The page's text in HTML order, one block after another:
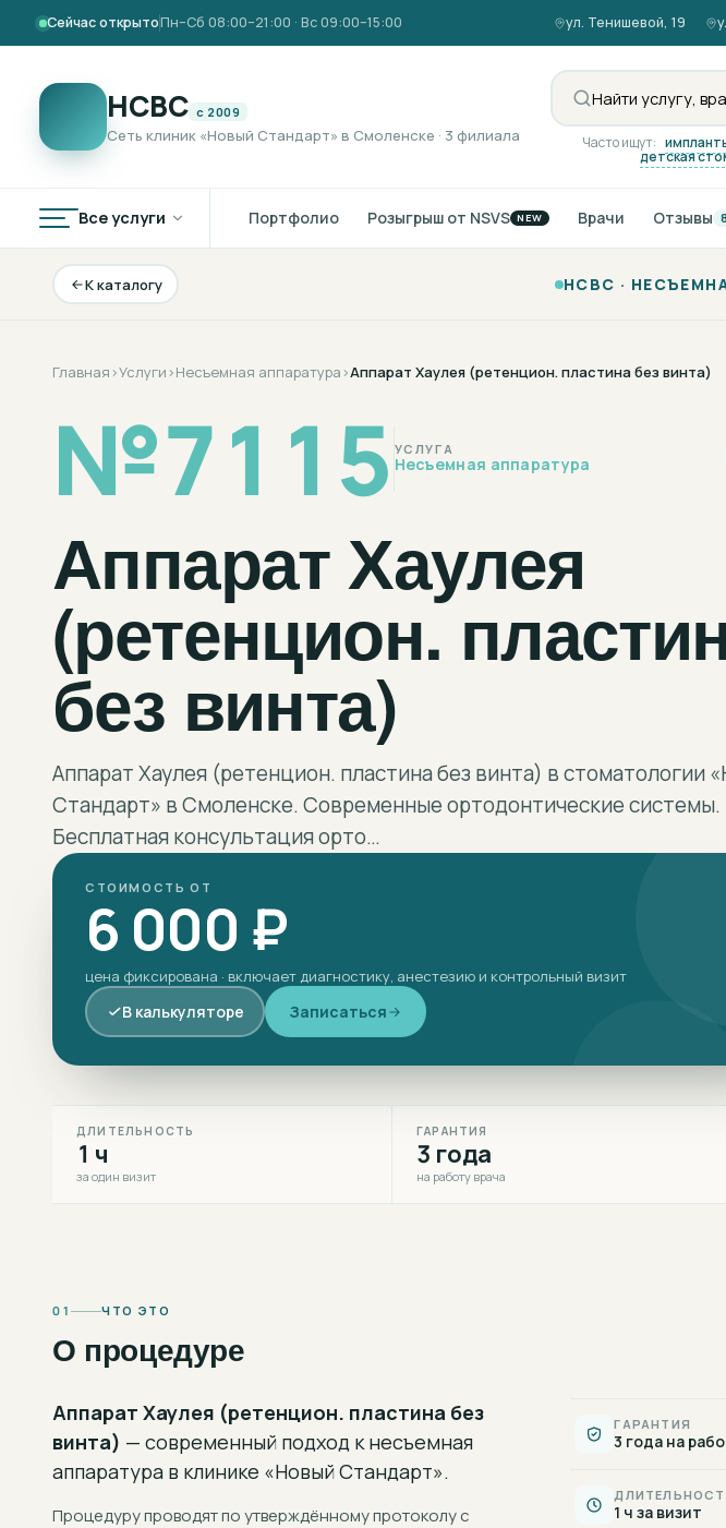
Сейчас открытоПн–Сб 08:00–21:00 · Вс 09:00–15:00 ул. Тенишевой, 19
НСВС с 2009
Сеть клиник «Новый Стандарт» в Смоленске · 3 филиала Часто ищут:
детская
Все услуги Портфолио Розыгрыш от NSVS NEW Врачи Отзывы
К каталогу НСВС ·
Главная›Услуги›Несъемная аппаратура›Аппарат Хаулея (ретенцион. пластина без винта)
№7115 УСЛУГА
Несъемная аппаратура
Аппарат Хаулея
(ретенцион.
без винта)
Аппарат Хаулея (ретенцион. пластина без винта) в стоматологии
Стандарт» в Смоленске. Современные ортодонтические системы.
Бесплатная консультация орто…
СТОИМОСТЬ ОТ
6 000 ₽
цена фиксирована · включает диагностику, анестезию и контрольный визит
В калькуляторе Записаться
ДЛИТЕЛЬНОСТЬ
1 ч
за один визит
ГАРАНТИЯ
3 года
на работу врача
01 ЧТО ЭТО
О процедуре
Аппарат Хаулея (ретенцион. пластина без
винта) — современный подход кнесъемная
аппаратура в клинике «Новый Стандарт».
Процедуру проводят по утверждённому протоколу с
ГАРАНТИЯ
3 года на
1 ч за визит